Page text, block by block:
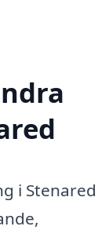
i Stenared